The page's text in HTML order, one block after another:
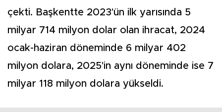
çekti. Başkentte 2023'ün ilk yarısında 5
milyar 714 milyon dolar olan ihracat, 2024
ocak-haziran döneminde 6 milyar 402
milyon dolara, 2025'in aynı döneminde ise 7
milyar 118 milyon dolara yükseldi.